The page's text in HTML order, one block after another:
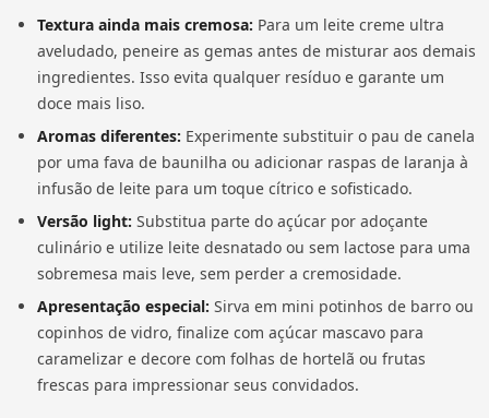
Textura ainda mais cremosa: Para um leite creme ultra
aveludado, peneire as gemas antes de misturar aos demais
ingredientes. Isso evita qualquer resíduo e garante um
doce mais liso.
Aromas diferentes: Experimente substituir o pau de canela
por uma fava de baunilha ou adicionar raspas de laranja à
infusão de leite para um toque cítrico e sofisticado.
Versão light: Substitua parte do açúcar por adoçante
culinário e utilize leite desnatado ou sem lactose para uma
sobremesa mais leve, sem perder a cremosidade.
Apresentação especial: Sirva em mini potinhos de barro ou
copinhos de vidro, finalize com açúcar mascavo para
caramelizar e decore com folhas de hortelã ou frutas
frescas para impressionar seus convidados.